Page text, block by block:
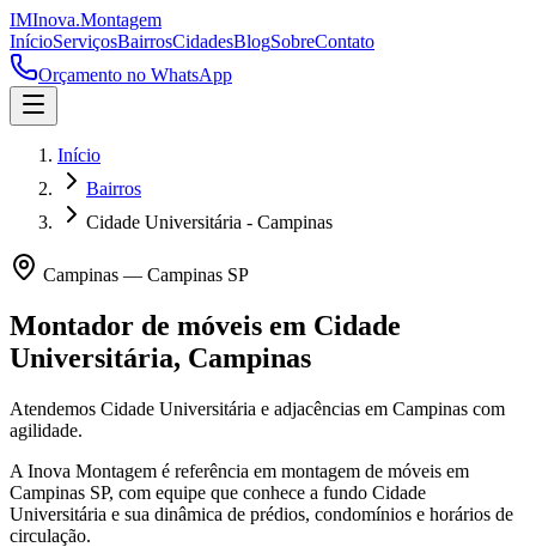
IMInova.Montagem
InícioServiçosBairrosCidadesBlogSobreContato
Orçamento no WhatsApp
Início
Bairros
Cidade Universitária - Campinas
Campinas — Campinas SP
Montador de móveis em Cidade
Universitária, Campinas
Atendemos Cidade Universitária e adjacências em Campinas com
agilidade.
A Inova Montagem é referência em montagem de móveis em
Campinas SP, com equipe que conhece a fundo Cidade
Universitária e sua dinâmica de prédios, condomínios e horários de
circulação.